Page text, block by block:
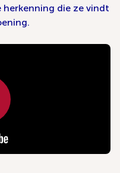
herkenning die ze vindt